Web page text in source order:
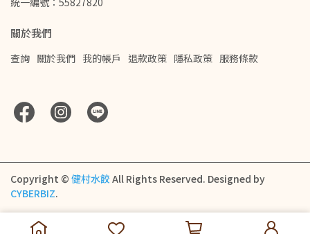
關於我們
查詢 關於我們 我的帳戶 退款政策 隱私政策 服務條款
Copyright © 健村水餃 All Rights Reserved. Designed by
CYBERBIZ.